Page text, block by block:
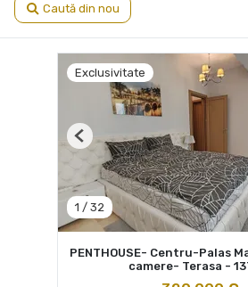
Caută din nou
Exclusivitate
1 / 32
Previous
PENTHOUSE- Centru-Palas
camere- Terasa -